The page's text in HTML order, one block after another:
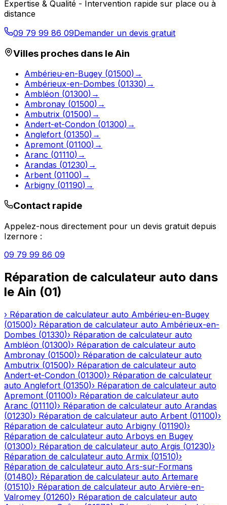
Expertise & Qualité - Intervention rapide sur place ou à
distance
09 79 99 86 09Demander un devis gratuit
Villes proches dans leAin
Ambérieu-en-Bugey (01500) →
Ambérieux-en-Dombes (01330) →
Ambléon (01300) →
Ambronay (01500) →
Ambutrix (01500) →
Andert-et-Condon (01300) →
Anglefort (01350) →
Apremont (01100) →
Aranc (01110) →
Arandas (01230) →
Arbent (01100) →
Arbigny (01190) →
Contact rapide
Appelez-nous directement pour un devis gratuit depuis
Izernore :
09 79 99 86 09
Réparation de calculateur auto dans
le Ain (01)
› Réparation de calculateur auto Ambérieu-en-Bugey
(01500)› Réparation de calculateur auto Ambérieux-en-
Dombes (01330)› Réparation de calculateur auto
Ambléon (01300)› Réparation de calculateur auto
Ambronay (01500)› Réparation de calculateur auto
Ambutrix (01500)› Réparation de calculateur auto
Andert-et-Condon (01300)› Réparation de calculateur
auto Anglefort (01350)› Réparation de calculateur auto
Apremont (01100)› Réparation de calculateur auto
Aranc (01110)› Réparation de calculateur auto Arandas
(01230)› Réparation de calculateur auto Arbent (01100)›
Réparation de calculateur auto Arbigny (01190)›
Réparation de calculateur auto Arboys en Bugey
(01300)› Réparation de calculateur auto Argis (01230)›
Réparation de calculateur auto Armix (01510)›
Réparation de calculateur auto Ars-sur-Formans
(01480)› Réparation de calculateur auto Artemare
(01510)› Réparation de calculateur auto Arvière-en-
Valromey (01260)› Réparation de calculateur auto